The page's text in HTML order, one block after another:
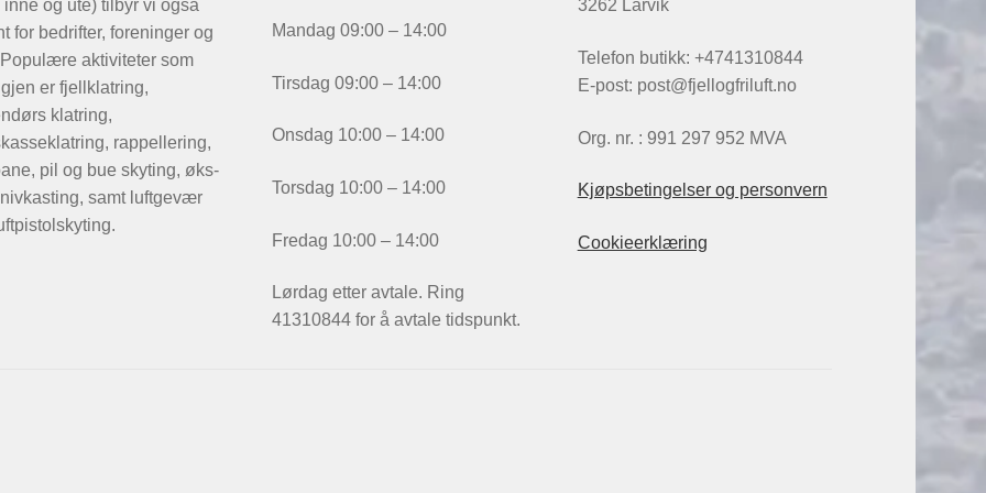
inne og ute) tilbyr vi også
for bedrifter, foreninger og
aktiviteter som
er fjellklatring,
klatring,
rappellering,
pil og bue skyting, øks-
samt luftgevær
Mandag 09:00 – 14:00
Tirsdag 09:00 – 14:00
Onsdag 10:00 – 14:00
Torsdag 10:00 – 14:00
Fredag 10:00 – 14:00
Lørdag etter avtale. Ring
41310844 for å avtale tidspunkt.
3262 Larvik
Telefon butikk: +4741310844
E-post: post@fjellogfriluft.no
Org. nr. : 991 297 952 MVA
Kjøpsbetingelser og personvern
Cookieerklæring